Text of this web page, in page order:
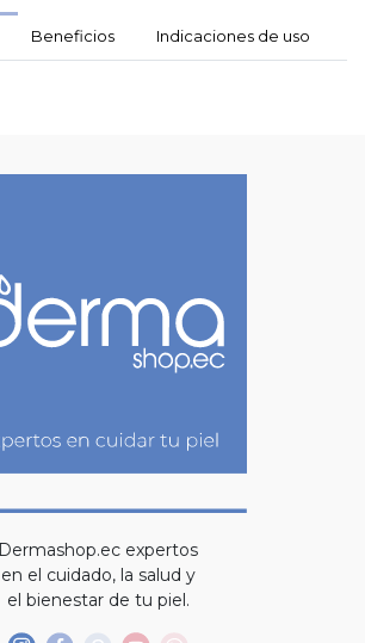
Beneficios Indicaciones de uso
Dermashop.ec expertos
en el cuidado, la salud y
el bienestar de tu piel.